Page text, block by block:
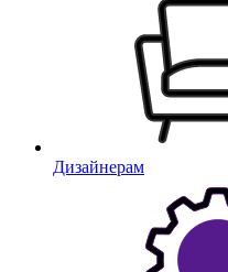
Дизайнерам